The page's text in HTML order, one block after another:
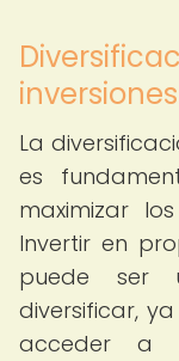
inversiones
La
es
maximizar
Invertir en
puede ser
diversificar,
acceder a